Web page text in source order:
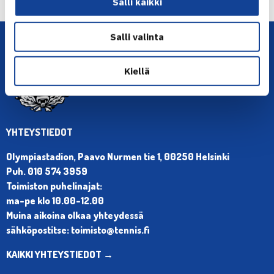
Salli valinta
Kiellä
YHTEYSTIEDOT
Olympiastadion, Paavo Nurmen tie 1, 00250 Helsinki
Puh. 010 574 3959
Toimiston puhelinajat:
ma-pe klo 10.00-12.00
Muina aikoina olkaa yhteydessä
sähköpostitse: toimisto@tennis.fi
KAIKKI YHTEYSTIEDOT →